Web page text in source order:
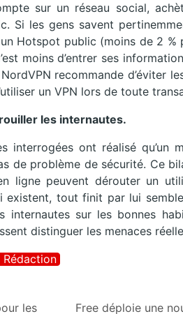
sur un réseau social,
Si les gens savent
Hotspot public (moins de 2 %
moins d’entrer ses
recommande d’éviter
un VPN lors de toute
les internautes.
interrogées ont réalisé qu’un
de problème de sécurité. Ce
ligne peuvent dérouter un
existent, tout finit par lui
internautes sur les bonnes
distinguer les menaces
Rédaction
les
Free déploie une